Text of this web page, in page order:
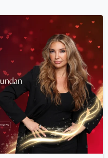
-